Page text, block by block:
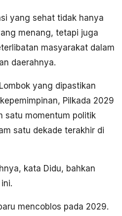
yang sehat tidak hanya
menang, tetapi juga
masyarakat dalam
daerahnya.
yang dipastikan
Pilkada 2029
satu momentum politik
satu dekade terakhir di
kata Didu, bahkan
mencoblos pada 2029.